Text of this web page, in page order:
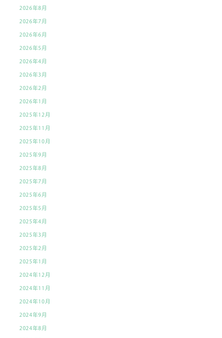
2026年8月
2026年7月
2026年6月
2026年5月
2026年4月
2026年3月
2026年2月
2026年1月
2025年12月
2025年11月
2025年10月
2025年9月
2025年8月
2025年7月
2025年6月
2025年5月
2025年4月
2025年3月
2025年2月
2025年1月
2024年12月
2024年11月
2024年10月
2024年9月
2024年8月